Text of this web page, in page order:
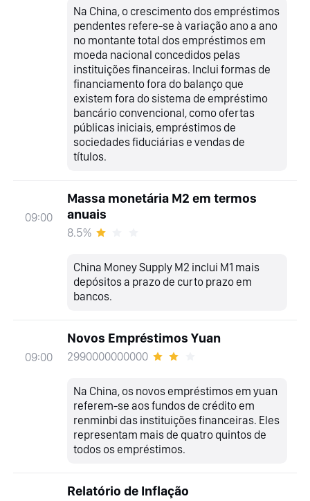
Na China, o crescimento dos empréstimos
pendentes refere-se à variação ano a ano
no montante total dos empréstimos em
moeda nacional concedidos pelas
instituições financeiras. Inclui formas de
financiamento fora do balanço que
existem fora do sistema de empréstimo
bancário convencional, como ofertas
públicas iniciais, empréstimos de
sociedades fiduciárias e vendas de
títulos.
09:00
Massa monetária M2 em termos
anuais
8.5%
China Money Supply M2 inclui M1 mais
depósitos a prazo de curto prazo em
bancos.
09:00
Novos Empréstimos Yuan
2990000000000
Na China, os novos empréstimos em yuan
referem-se aos fundos de crédito em
renminbi das instituições financeiras. Eles
representam mais de quatro quintos de
todos os empréstimos.
Relatório de Inflação